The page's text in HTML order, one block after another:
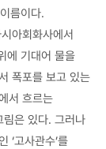
름이다.
아회화사에서
에 기대어 물을
폭포를 보고 있는
서 흐르는
림은 있다. 그러나
‘고사관수’를